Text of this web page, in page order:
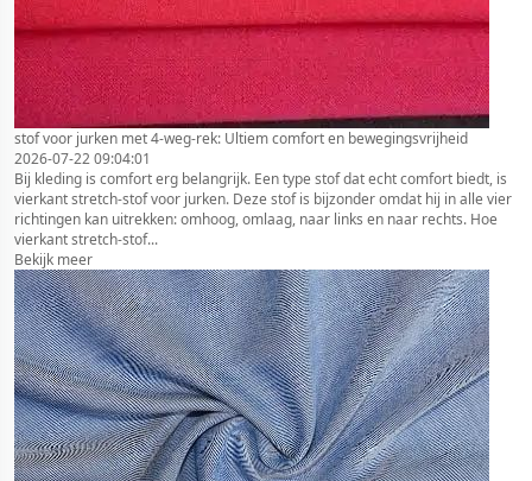
stof voor jurken met 4-weg-rek: Ultiem comfort en bewegingsvrijheid
2026-07-22 09:04:01
Bij kleding is comfort erg belangrijk. Een type stof dat echt comfort biedt, is
vierkant stretch-stof voor jurken. Deze stof is bijzonder omdat hij in alle vier
richtingen kan uitrekken: omhoog, omlaag, naar links en naar rechts. Hoe
vierkant stretch-stof...
Bekijk meer